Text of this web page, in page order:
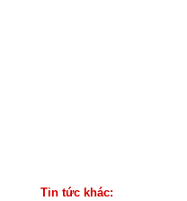
Tin tức khác: